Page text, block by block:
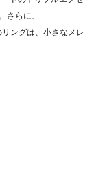
らに、
ングは、小さなメレ